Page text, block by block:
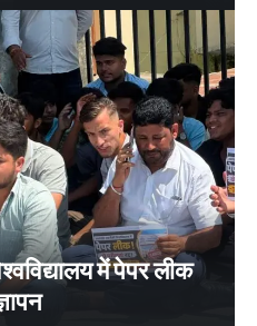
में पेपर लीक